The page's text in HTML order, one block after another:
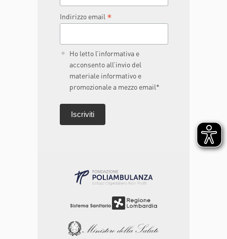
Indirizzo email *
Ho letto l’informativa e
acconsento all’invio del
materiale informativo e
promozionale a mezzo email*